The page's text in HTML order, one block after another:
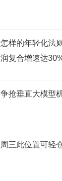
怎样的年轻化法
润复合增速达
争抢垂直大模型
周三此位置可轻